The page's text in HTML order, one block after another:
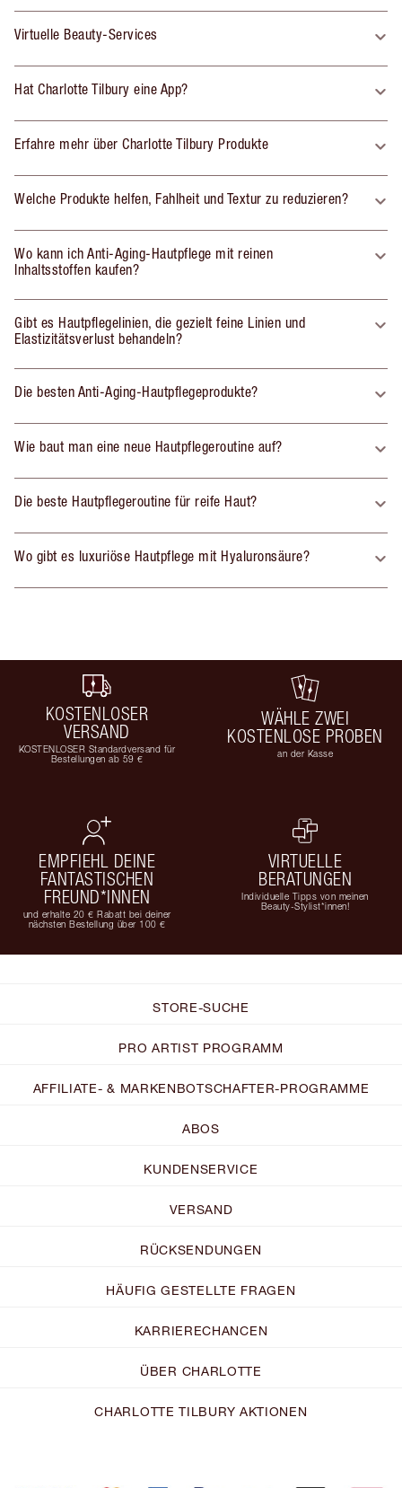
Virtuelle Beauty-Services
Hat Charlotte Tilbury eine App?
Erfahre mehr über Charlotte Tilbury Produkte
Welche Produkte helfen, Fahlheit und Textur zu reduzieren?
Wo kann ich Anti-Aging-Hautpflege mit reinen
Inhaltsstoffen kaufen?
Gibt es Hautpflegelinien, die gezielt feine Linien und
Elastizitätsverlust behandeln?
Die besten Anti-Aging-Hautpflegeprodukte?
Wie baut man eine neue Hautpflegeroutine auf?
Die beste Hautpflegeroutine für reife Haut?
Wo gibt es luxuriöse Hautpflege mit Hyaluronsäure?
KOSTENLOSER
VERSAND
KOSTENLOSER Standardversand für
Bestellungen ab 59 €
WÄHLE ZWEI
KOSTENLOSE PROBEN
an der Kasse
EMPFIEHL DEINE
FANTASTISCHEN
FREUND*INNEN
und erhalte 20 € Rabatt bei deiner
nächsten Bestellung über 100 €
VIRTUELLE
BERATUNGEN
Individuelle Tipps von meinen
Beauty-Stylist*innen!
STORE-SUCHE
PRO ARTIST PROGRAMM
AFFILIATE- & MARKENBOTSCHAFTER-PROGRAMME
ABOS
KUNDENSERVICE
VERSAND
RÜCKSENDUNGEN
HÄUFIG GESTELLTE FRAGEN
KARRIERECHANCEN
ÜBER CHARLOTTE
CHARLOTTE TILBURY AKTIONEN